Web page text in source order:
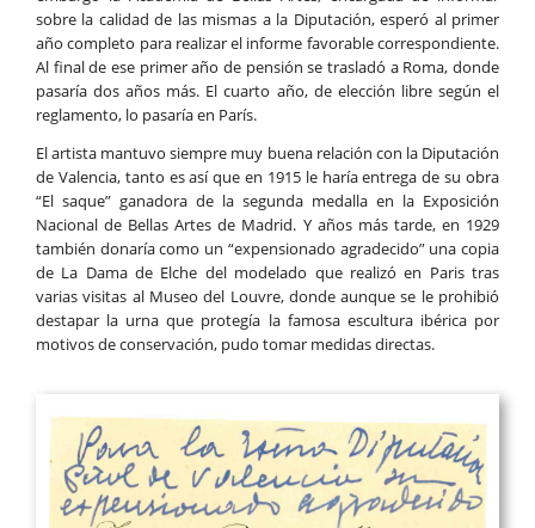
sobre la calidad de las mismas a la Diputación, esperó al primer
año completo para realizar el informe favorable correspondiente.
Al final de ese primer año de pensión se trasladó a Roma, donde
pasaría dos años más. El cuarto año, de elección libre según el
reglamento, lo pasaría en París.
El artista mantuvo siempre muy buena relación con la Diputación
de Valencia, tanto es así que en 1915 le haría entrega de su obra
“El saque” ganadora de la segunda medalla en la Exposición
Nacional de Bellas Artes de Madrid. Y años más tarde, en 1929
también donaría como un “expensionado agradecido” una copia
de La Dama de Elche del modelado que realizó en Paris tras
varias visitas al Museo del Louvre, donde aunque se le prohibió
destapar la urna que protegía la famosa escultura ibérica por
motivos de conservación, pudo tomar medidas directas.